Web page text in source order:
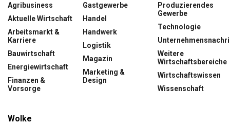
Agribusiness
Aktuelle Wirtschaft
Arbeitsmarkt &
Karriere
Bauwirtschaft
Energiewirtschaft
Finanzen &
Vorsorge
Gastgewerbe
Handel
Handwerk
Logistik
Magazin
Marketing &
Design
Produzierendes
Gewerbe
Technologie
Weitere
Wirtschaftsbereiche
Wirtschaftswissen
Wissenschaft
Wolke